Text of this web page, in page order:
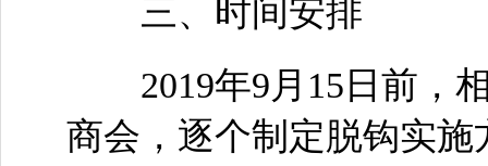
三、时间安排
2019年9月15日前，相
商会，逐个制定脱钩实